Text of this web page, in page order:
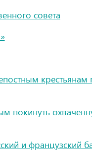
совета
крестьянам
покинуть
и французский